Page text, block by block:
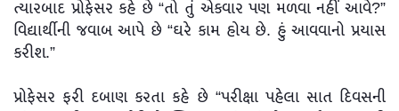
ત્યારબાદ પ્રોફેસર કહે છે “તો તું એકવાર પણ મળવા નહીં આવે?”
વિદ્યાર્થીની જવાબ આપે છે “ઘરે કામ હોય છે. હું આવવાનો પ્રયાસ
કરીશ.”
પ્રોફેસર ફરી દબાણ કરતા કહે છે “પરીક્ષા પહેલા સાત દિવસની